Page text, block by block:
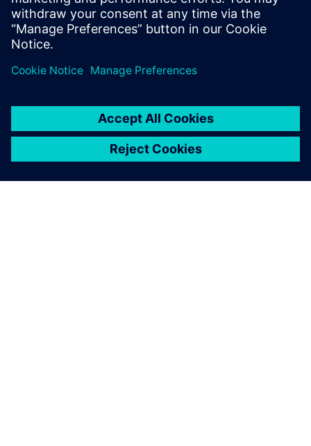
rámci Simcenteru Amesim skripty v jazyce Python a ve
vysokoúrovňovém jazyce systému MATLAB umožňuje
inženýrům řídit zpracování zkoumání energetické syntézy
analýz a syntézy), díky čemuž lze bez problémů pracovat i
Flexibilita Simcenteru Amesim umožní další rozvoj aplikace
GREEN, rozšíření analýz konvenčních pohonných jednotek a
výzkum vztahu mezi spotřebou paliva a výkonností spolu s
sítí pro správu energií, jízdními vlastnostmi, emisemi atd.